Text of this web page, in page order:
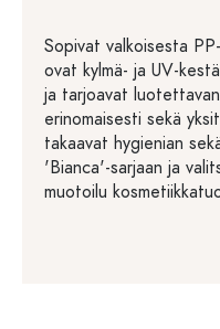
Sopivat valkoisesta
ovat kylmä- ja UV-
ja tarjoavat
erinomaisesti sekä
takaavat hygienian
'Bianca'-sarjaan ja
muotoilu